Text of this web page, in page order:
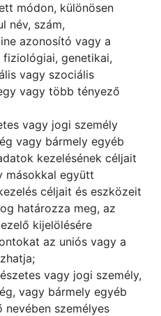
módon, különösen
név, szám,
azonosító vagy a
genetikai,
vagy szociális
vagy több tényező
vagy jogi személy
vagy bármely egyéb
kezelésének céljait
másokkal együtt
céljait és eszközeit
határozza meg, az
kijelölésére
az uniós vagy a
vagy jogi személy,
vagy bármely egyéb
nevében személyes